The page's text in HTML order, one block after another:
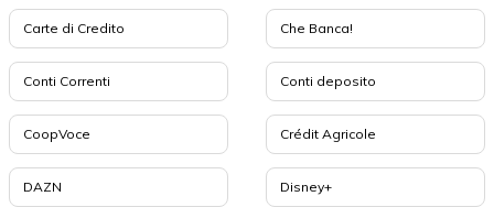
Carte di Credito Che Banca!
Conti Correnti Conti deposito
CoopVoce Crédit Agricole
DAZN Disney+